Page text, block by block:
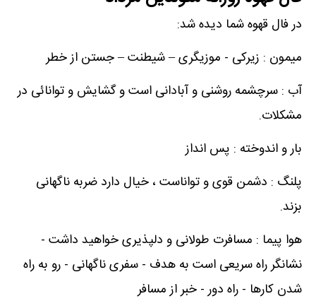
در فال قهوه شما دیده شد:
میمون : زیرکی - موزیگری – شیطنت – جستن از خطر
آب : سرچشمه روشنی و آبادانی است و گشایش و توانائی در
مشکلات.
بار و اندوخته : پس انداز
پلنگ : دشمن قوی و تواناست ، خیال دارد ضربه ناگهانی
بزند.
هوا پیما : مسافرت طولانی و دلپذیری خواهید داشت -
نشانگر راه سریعی است به هدف - سفری ناگهانی - رو به راه
شدن کارها - راه دور - خبر از مسافر